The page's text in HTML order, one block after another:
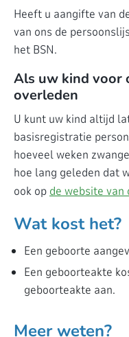
Heeft u aangifte van
van ons de
het BSN.
Als uw kind voor
overleden
U kunt uw kind altijd
basisregistratie
hoeveel weken
hoe lang geleden dat
ook op de website van
Wat kost het?
Een geboorte
Een geboorteakte
geboorteakte aan.
Meer weten?